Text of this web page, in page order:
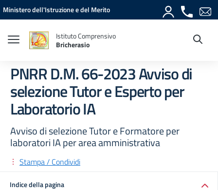
Vai ai contenuti
Vai al menu di navigazione
Vai al footer
Ministero dell'Istruzione e del Merito
Istituto Comprensivo
Bricherasio
PNRR D.M. 66-2023 Avviso di
selezione Tutor e Esperto per
Laboratorio IA
Avviso di selezione Tutor e Formatore per
laboratori IA per area amministrativa
Stampa / Condividi
Indice della pagina